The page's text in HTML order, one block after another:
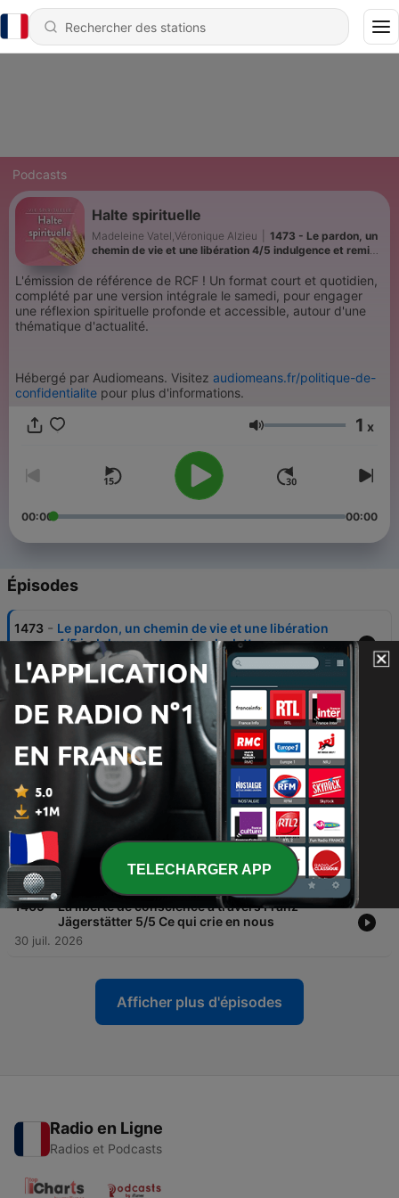
Podcasts
Halte spirituelle
Madeleine Vatel,Véronique Alzieu
1473 - Le pardon, un
chemin de vie et une libération 4/5 indulgence et remise
L'émission de référence de RCF ! Un format court et quotidien,
complété par une version intégrale le samedi, pour engager
une réflexion spirituelle profonde et accessible, autour d'une
thématique d'actualité.
Hébergé par Audiomeans. Visitez audiomeans.fr/politique-de-
confidentialite pour plus d'informations.
Volume 1 x
00:00 00:00
Épisodes
1473 - Le pardon, un chemin de vie et une libération
4/5 indulgence et remise de dette
05 août 2026
Le pardon, un chemin de vie et une libération
3/5 Le pardon comme sacrement
1471 -
Le pardon, un chemin de vie et une libération
2/5 Que peut-on pardonner ?
03 août 2026
1470 - Le pardon, un chemin de vie et une libération
1/5 Pardonner comme Jésus
02 août 2026
1469 - La liberté de conscience à travers Franz
Jägerstätter 5/5 Ce qui crie en nous
30 juil. 2026
Afficher plus d'épisodes
Radio en Ligne
Radios et Podcasts
TELECHARGER APP